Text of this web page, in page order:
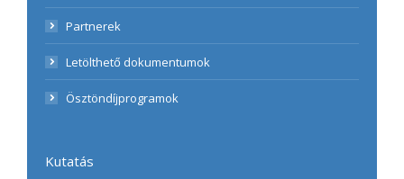
Partnerek
Letölthető dokumentumok
Ösztöndíjprogramok
Kutatás